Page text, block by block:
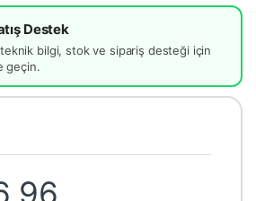
Destek
teknik bilgi, stok ve sipariş desteği için
geçin.